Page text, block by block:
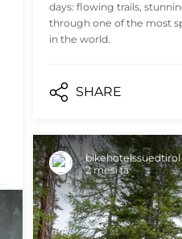
days: flowing trails,
through one of the most
in the world.
SHARE
bikehotelssuedtirol
2 mesi fa